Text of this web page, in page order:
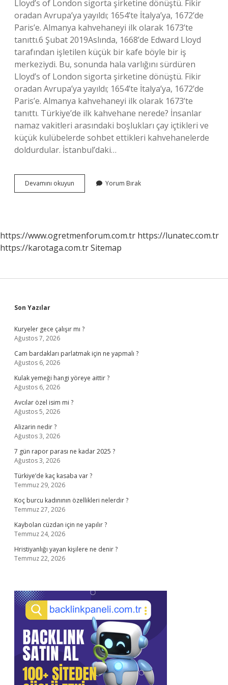
Lloyd’s of London sigorta şirketine dönüştü. Fikir
oradan Avrupa’ya yayıldı; 1654’te İtalya’ya, 1672’de
Paris’e. Almanya kahvehaneyi ilk olarak 1673’te
tanıttı.6 Şubat 2019Aslında, 1668’de Edward Lloyd
tarafından işletilen küçük bir kafe böyle bir iş
merkeziydi. Bu, sonunda hala varlığını sürdüren
Lloyd’s of London sigorta şirketine dönüştü. Fikir
oradan Avrupa’ya yayıldı; 1654’te İtalya’ya, 1672’de
Paris’e. Almanya kahvehaneyi ilk olarak 1673’te
tanıttı. Türkiye’de ilk kahvehane nerede? İnsanlar
namaz vakitleri arasındaki boşlukları çay içtikleri ve
küçük kulübelerde sohbet ettikleri kahvehanelerde
doldurdular. İstanbul’daki…
Devamını okuyun Dünyada
Ilk
Yorum Bırak
https://www.ogretmenforum.com.tr https://lunatec.com.tr
https://karotaga.com.trSitemap
Sidebar
Son Yazılar
Kuryeler gece çalışır mı ?
Ağustos 7, 2026
Cam bardakları parlatmak için ne yapmalı ?
Ağustos 6, 2026
Kulak yemeği hangi yöreye aittir ?
Ağustos 6, 2026
Avcılar özel isim mi ?
Ağustos 5, 2026
Alizarin nedir ?
Ağustos 3, 2026
7 gün rapor parası ne kadar 2025 ?
Ağustos 3, 2026
Türkiye’de kaç kasaba var ?
Temmuz 29, 2026
Koç burcu kadınının özellikleri nelerdir ?
Temmuz 27, 2026
Kaybolan cüzdan için ne yapılır ?
Temmuz 24, 2026
Hristiyanlığı yayan kişilere ne denir ?
Temmuz 22, 2026